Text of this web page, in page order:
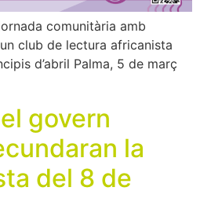
comunitària amb
club de lectura africanista
d’abril Palma, 5 de març
govern
la
del 8 de